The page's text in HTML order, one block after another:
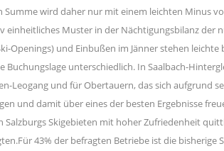
Summe wird daher nur mit einem leichten Minus
einheitliches Muster in der Nächtigungsbilanz
Openings) und Einbußen im Jänner stehen
Buchungslage unterschiedlich. In Saalbach-
Leogang und für Obertauern, das sich aufgrund
und damit über eines der besten Ergebnisse
Salzburgs Skigebieten mit hoher Zufriedenheit
43% der befragten Betriebe ist die bisherige